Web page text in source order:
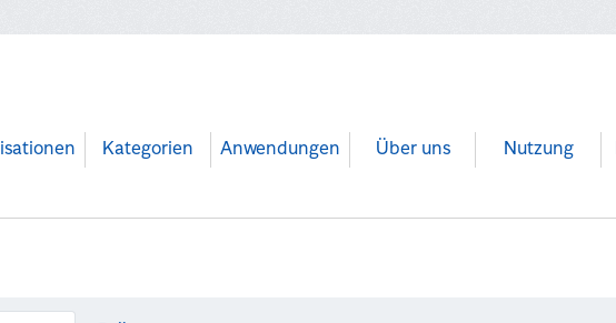
Kategorien Anwendungen Über uns Nutzung